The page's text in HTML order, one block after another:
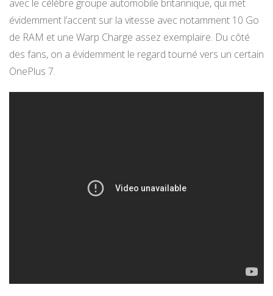
avec le célèbre groupe automobile britannique, qui met
évidemment l’accent sur la vitesse avec notamment 10 Go
de RAM et une Warp Charge assez exemplaire. Du côté
des fans, on a évidemment le regard tourné vers un certain
OnePlus 7.